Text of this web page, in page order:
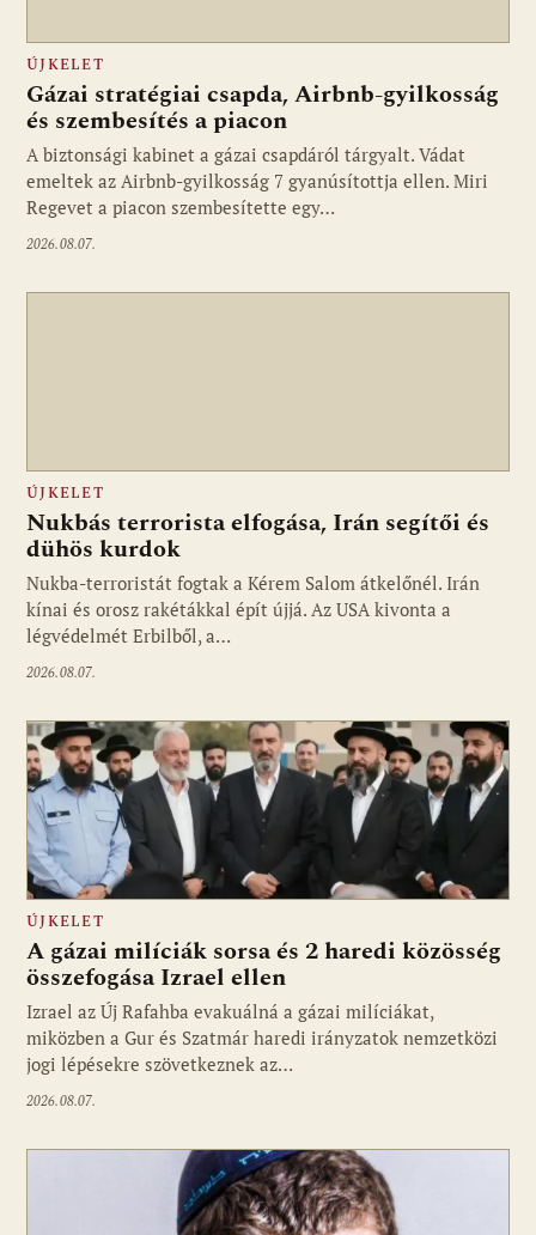
ÚJKELET
Gázai stratégiai csapda, Airbnb-gyilkosság
és szembesítés a piacon
A biztonsági kabinet a gázai csapdáról tárgyalt. Vádat
emeltek az Airbnb-gyilkosság 7 gyanúsítottja ellen. Miri
Regevet a piacon szembesítette egy…
2026.08.07.
ÚJKELET
Nukbás terrorista elfogása, Irán segítői és
dühös kurdok
Nukba-terroristát fogtak a Kérem Salom átkelőnél. Irán
kínai és orosz rakétákkal épít újjá. Az USA kivonta a
légvédelmét Erbilből, a…
2026.08.07.
ÚJKELET
A gázai milíciák sorsa és 2 haredi közösség
összefogása Izrael ellen
Izrael az Új Rafahba evakuálná a gázai milíciákat,
miközben a Gur és Szatmár haredi irányzatok nemzetközi
jogi lépésekre szövetkeznek az…
2026.08.07.